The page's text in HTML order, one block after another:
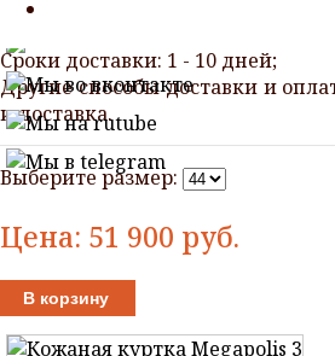
Способы оплаты: после
Сроки доставки: 1 - 10 дней;
Другие способы доставки и
и доставка.
Выберите размер:
Цена: 51 900 руб.
В корзину